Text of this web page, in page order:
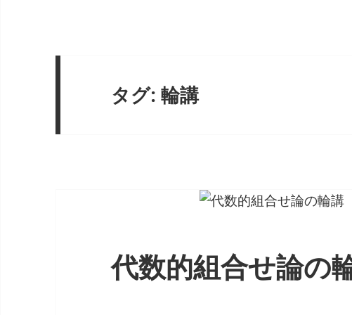
タグ:輪講
代数的組合せ論の